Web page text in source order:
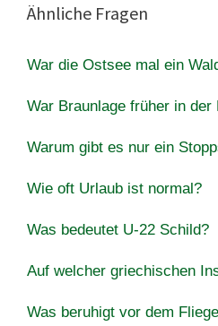
Ähnliche Fragen
War die Ostsee mal ein
War Braunlage früher in der
Warum gibt es nur ein
Wie oft Urlaub ist normal?
Was bedeutet U-22 Schild?
Auf welcher griechischen
Was beruhigt vor dem